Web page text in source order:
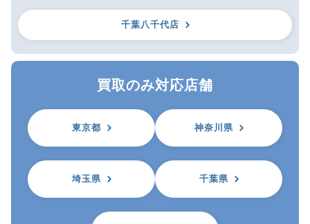
千葉八千代店
買取のみ対応店舗
東京都 神奈川県
埼玉県 千葉県